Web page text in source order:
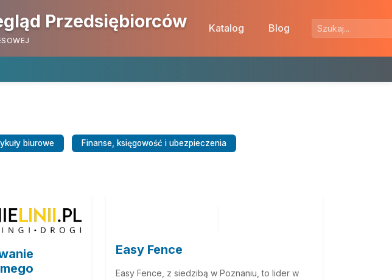
Przedsiębiorców Katalog Blog
biurowe Finanse, księgowość i ubezpieczenia
Easy Fence
Easy Fence, z siedzibą w Poznaniu, to lider w